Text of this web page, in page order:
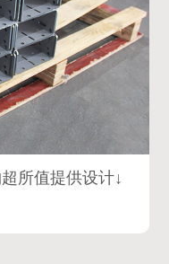
所值提供设计↓